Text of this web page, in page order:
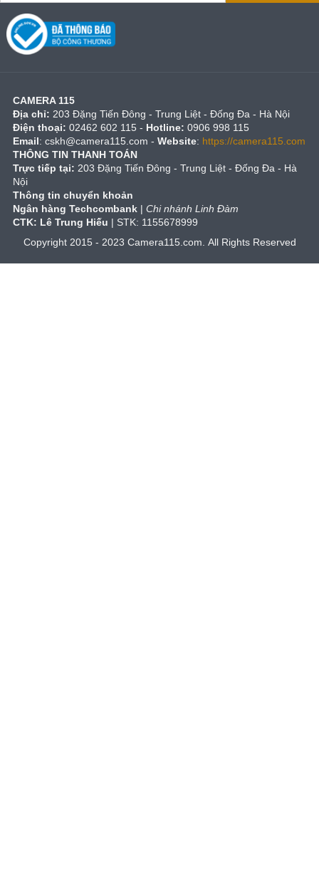
CAMERA 115
Địa chỉ: 203 Đặng Tiến Đông - Trung Liệt - Đống Đa - Hà Nội
Điện thoại: 02462 602 115 - Hotline: 0906 998 115
Email: cskh@camera115.com - Website: https://camera115.com
THÔNG TIN THANH TOÁN
Trực tiếp tại: 203 Đặng Tiến Đông - Trung Liệt - Đống Đa - Hà
Nội
Thông tin chuyển khoản
Ngân hàng Techcombank | Chi nhánh Linh Đàm
CTK: Lê Trung Hiếu | STK: 1155678999
Copyright 2015 - 2023 Camera115.com. All Rights Reserved